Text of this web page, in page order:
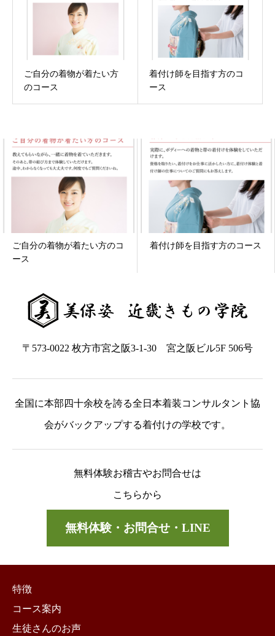
ご自分の着物が着たい方
のコース
着付け師を目指す方のコ
ース
ご自分の着物が着たい方のコ
ース
着付け師を目指す方のコース
〒573-0022 枚方市宮之阪3-1-30 宮之阪ビル5F 506号
全国に本部四十余校を誇る全日本着装コンサルタント協
会がバックアップする着付けの学校です。
無料体験お稽古やお問合せは
こちらから
無料体験・お問合せ・LINE
特徴
コース案内
生徒さんのお声